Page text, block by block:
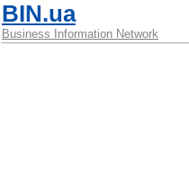
BIN.ua
Business Information Network